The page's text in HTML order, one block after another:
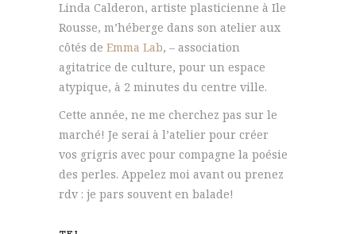
Linda Calderon, artiste plasticienne à Ile
Rousse, m’héberge dans son atelier aux
côtés de Emma Lab, – association
agitatrice de culture, pour un espace
atypique, à 2 minutes du centre ville.
Cette année, ne me cherchez pas sur le
marché! Je serai à l’atelier pour créer
vos grigris avec pour compagne la poésie
des perles. Appelez moi avant ou prenez
rdv : je pars souvent en balade!